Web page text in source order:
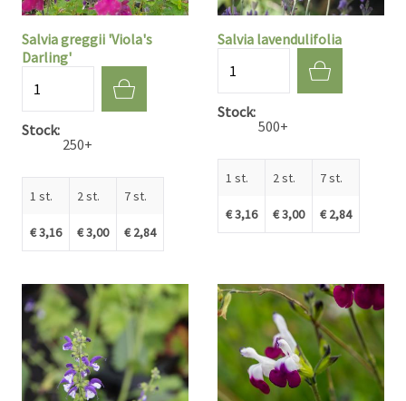
Salvia greggii 'Viola's
Darling'
Stock
250+
1 st.
€ 3,16
2 st.
€ 3,00
7 st.
€ 2,84
Salvia lavendulifolia
Stock
500+
1 st.
€ 3,16
2 st.
€ 3,00
7 st.
€ 2,84